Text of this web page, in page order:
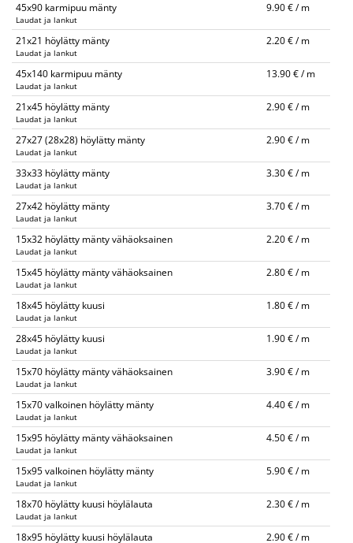
45x90 karmipuu mänty
Laudat ja lankut
9.90 € / m
21x21 höylätty mänty
Laudat ja lankut
2.20 € / m
45x140 karmipuu mänty
Laudat ja lankut
13.90 € / m
21x45 höylätty mänty
Laudat ja lankut
2.90 € / m
27x27 (28x28) höylätty mänty
Laudat ja lankut
2.90 € / m
33x33 höylätty mänty
Laudat ja lankut
3.30 € / m
27x42 höylätty mänty
Laudat ja lankut
3.70 € / m
15x32 höylätty mänty vähäoksainen
Laudat ja lankut
2.20 € / m
15x45 höylätty mänty vähäoksainen
Laudat ja lankut
2.80 € / m
18x45 höylätty kuusi
Laudat ja lankut
1.80 € / m
28x45 höylätty kuusi
Laudat ja lankut
1.90 € / m
15x70 höylätty mänty vähäoksainen
Laudat ja lankut
3.90 € / m
15x70 valkoinen höylätty mänty
Laudat ja lankut
4.40 € / m
15x95 höylätty mänty vähäoksainen
Laudat ja lankut
4.50 € / m
15x95 valkoinen höylätty mänty
Laudat ja lankut
5.90 € / m
18x70 höylätty kuusi höylälauta
Laudat ja lankut
2.30 € / m
18x95 höylätty kuusi höylälauta 2.90 € / m